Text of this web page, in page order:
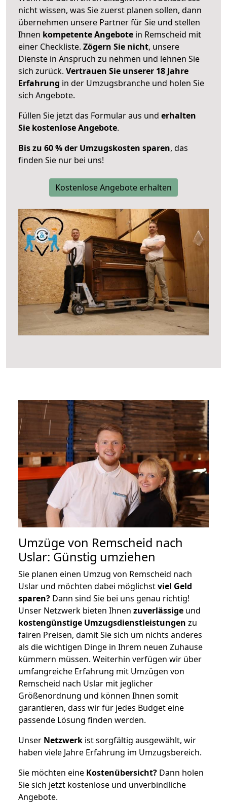
nicht wissen, was Sie zuerst planen sollen, dann
übernehmen unsere Partner für Sie und stellen
Ihnen kompetente Angebote in Remscheid mit
einer Checkliste. Zögern Sie nicht, unsere
Dienste in Anspruch zu nehmen und lehnen Sie
sich zurück. Vertrauen Sie unserer 18 Jahre
Erfahrung in der Umzugsbranche und holen Sie
sich Angebote.
Füllen Sie jetzt das Formular aus und erhalten
Sie kostenlose Angebote.
Bis zu 60 % der Umzugskosten sparen, das
finden Sie nur bei uns!
Kostenlose Angebote erhalten
Umzüge von Remscheid nach
Uslar: Günstig umziehen
Sie planen einen Umzug von Remscheid nach
Uslar und möchten dabei möglichstviel Geld
sparen? Dann sind Sie bei uns genau richtig!
Unser Netzwerk bieten Ihnen zuverlässige und
kostengünstige Umzugsdienstleistungen zu
fairen Preisen, damit Sie sich um nichts anderes
als die wichtigen Dinge in Ihrem neuen Zuhause
kümmern müssen. Weiterhin verfügen wir über
umfangreiche Erfahrung mit Umzügen von
Remscheid nach Uslar mit jeglicher
Größenordnung und können Ihnen somit
garantieren, dass wir für jedes Budget eine
passende Lösung finden werden.
Unser Netzwerk ist sorgfältig ausgewählt, wir
haben viele Jahre Erfahrung im Umzugsbereich.
Sie möchten eine Kostenübersicht? Dann holen
Sie sich jetzt kostenlose und unverbindliche
Angebote.